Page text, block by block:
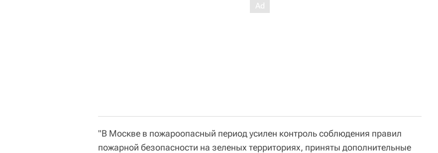
"В Москве в пожароопасный период усилен контроль соблюдения правил
пожарной безопасности на зеленых территориях, приняты дополнительные